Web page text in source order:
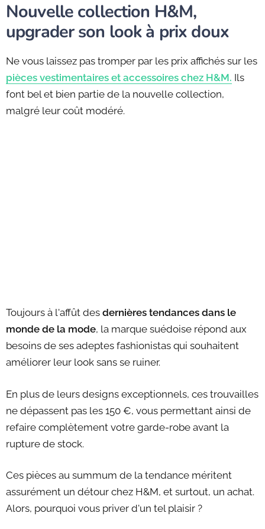
Nouvelle collection H&M,
upgrader son look à prix doux
Ne vous laissez pas tromper par les prix affichés sur les
pièces vestimentaires et accessoires chez H&M. Ils
font bel et bien partie de la nouvelle collection,
malgré leur coût modéré.
Toujours à l'affût des dernières tendances dans le
monde de la mode, la marque suédoise répond aux
besoins de ses adeptes fashionistas qui souhaitent
améliorer leur look sans se ruiner.
En plus de leurs designs exceptionnels, ces trouvailles
ne dépassent pas les 150 €, vous permettant ainsi de
refaire complètement votre garde-robe avant la
rupture de stock.
Ces pièces au summum de la tendance méritent
assurément un détour chez H&M, et surtout, un achat.
Alors, pourquoi vous priver d'un tel plaisir ?